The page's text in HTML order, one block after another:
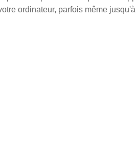
ordinateur, parfois même